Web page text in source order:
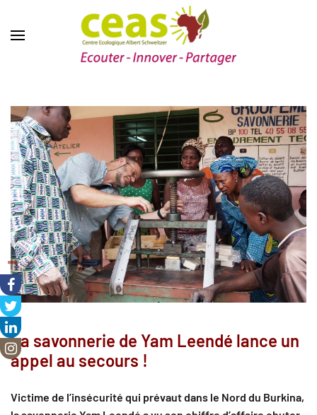
La savonnerie de Yam Leendé lance un
appel au secours !
Victime de l’insécurité qui prévaut dans le Nord du Burkina,